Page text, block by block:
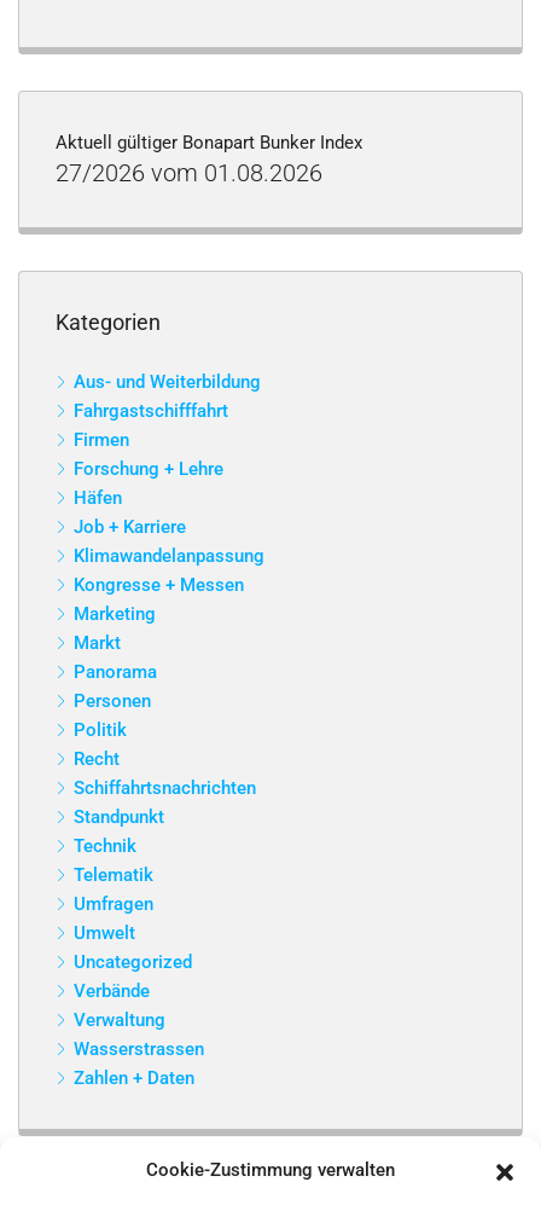
Cookie-Zustimmung verwalten
Aktuell gültiger Bonapart Bunker Index
27/2026 vom 01.08.2026
Kategorien
Aus- und Weiterbildung
Fahrgastschifffahrt
Firmen
Forschung + Lehre
Häfen
Job + Karriere
Klimawandelanpassung
Kongresse + Messen
Marketing
Markt
Panorama
Personen
Politik
Recht
Schiffahrtsnachrichten
Standpunkt
Technik
Telematik
Umfragen
Umwelt
Uncategorized
Verbände
Verwaltung
Wasserstrassen
Zahlen + Daten